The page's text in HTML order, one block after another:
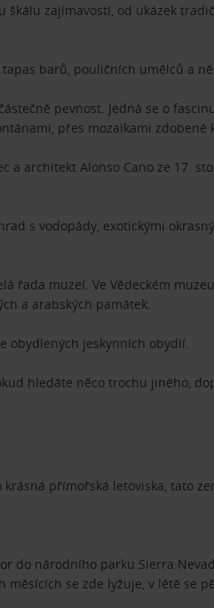
zajímavostí, od ukázek
barů, pouličních umělců a
pevnost. Jedná se o
přes mozaikami zdobené
a architekt Alonso Cano ze 17.
s vodopády, exotickými
muzeí. Ve Vědeckém
a arabských památek.
obydlených jeskynních obydlí.
hledáte něco trochu jiného,
přímořská letoviska, tato
do národního parku Sierra
se zde lyžuje, v létě se